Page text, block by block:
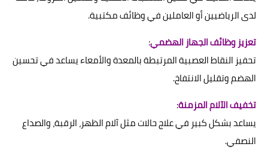
لدى الرياضيين أو العاملين في وظائف مكتبية.
تعزيز وظائف الجهاز الهضمي:
تحفيز النقاط العصبية المرتبطة بالمعدة والأمعاء يساعد في تحسين
الهضم وتقليل الانتفاخ.
تخفيف الآلام المزمنة:
يساعد بشكل كبير في علاج حالات مثل آلام الظهر، الرقبة، والصداع
النصفي.